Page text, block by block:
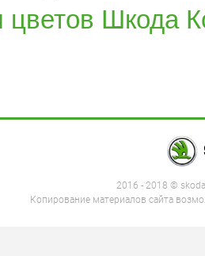
цветов Шкода
2016 - 2018 ©
Копирование материалов сайта